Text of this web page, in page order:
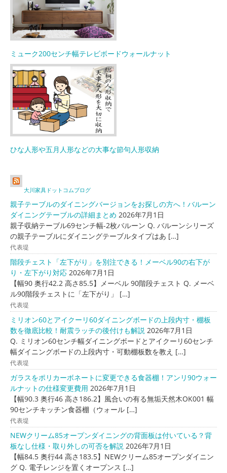
ミューク200センチ幅テレビボードウォールナット
ひな人形や五月人形などの大事な節句人形収納
大川家具ドットコムブログ
親子テーブルのダイニングバージョンをお探しの方へ！バルーン
ダイニングテーブルの詳細まとめ 2026年7月1日
親子収納テーブル69センチ幅-2枚バルーン Q. バルーンシリーズ
の親子テーブルにダイニングテーブルタイプはあ […]
代表堤
階段チェスト「左下がり」を別注できる！メーベル90の右下が
り・左下がり対応 2026年7月1日
【幅90 奥行42.2 高さ85.5】メーベル 90階段チェスト Q. メーベ
ル90階段チェストに「左下がり」 […]
代表堤
ミリオン60とアイクーリ60ダイニングボードの上段内寸・棚板
数を徹底比較！耐震ラッチの後付けも解説 2026年7月1日
Q. ミリオン60センチ幅ダイニングボードとアイクーリ60センチ
幅ダイニングボードの上段内寸・可動棚板数を教え […]
代表堤
ガラスをポリカーボネートに変更できる食器棚！アンリ90ウォー
ルナットの仕様変更費用 2026年7月1日
【幅90.3 奥行46 高さ186.2】風合いの有る無垢天然木OK001 幅
90センチキッチン食器棚（ウォール […]
代表堤
NEWクリーム85オープンダイニングの背面板は付いている？背
板なし仕様・取り外しの可否を解説 2026年7月1日
【幅84.5 奥行44 高さ183.5】NEWクリーム85オープンダイニン
グ Q. 電子レンジを置くオープンス […]